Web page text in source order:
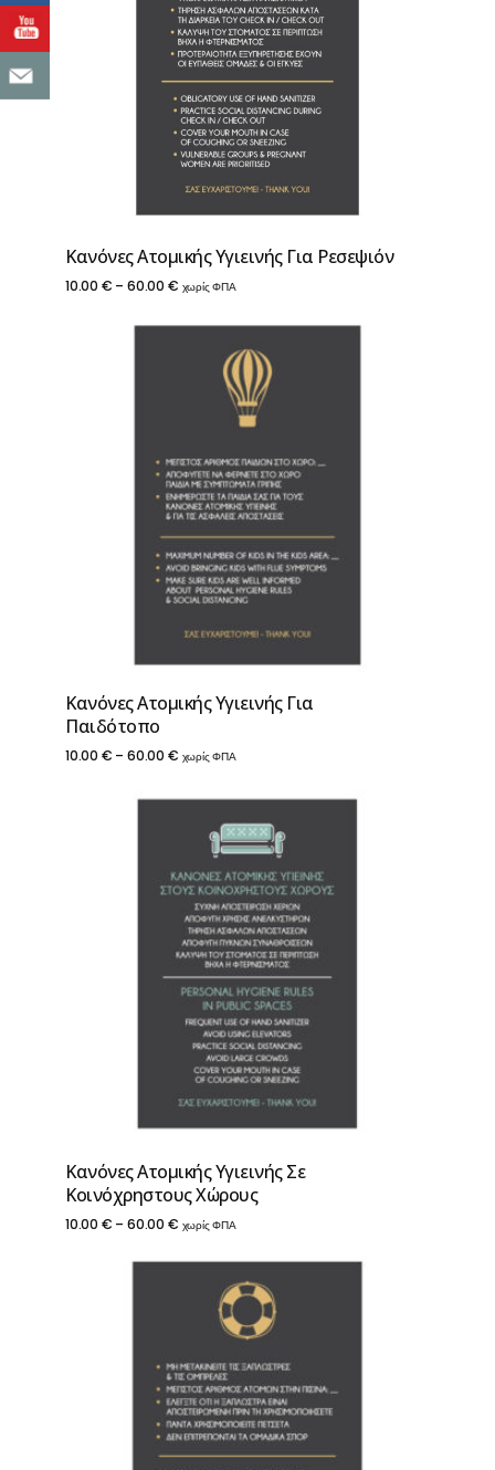
Κανόνες Ατομικής Υγιεινής Για Ρεσεψιόν
10.00 € – 60.00 €Price
through
χωρίς ΦΠΑ
Κανόνες Ατομικής Υγιεινής Για
Παιδότοπο
10.00 € – 60.00 €Price
10.00 €
through
60.00 €
χωρίς ΦΠΑ
Κανόνες Ατομικής Υγιεινής Σε
Κοινόχρηστους Χώρους
10.00 € – 60.00 €Price
range:
10.00 €
through
60.00 €
χωρίς ΦΠΑ